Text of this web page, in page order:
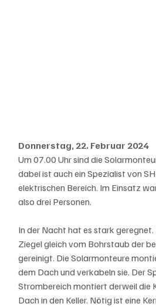
Donnerstag, 22. Februar 2024
Um 07.00 Uhr sind die
dabei ist auch ein Spezialist von
elektrischen Bereich. Im Einsatz
also drei Personen.
In der Nacht hat es stark
Ziegel gleich vom Bohrstaub der
gereinigt. Die Solarmonteure
dem Dach und verkabeln sie. Der
Strombereich montiert derweil die
Dach in den Keller. Nötig ist eine